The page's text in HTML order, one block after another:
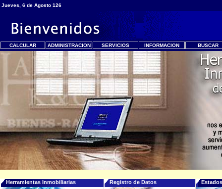
Jueves, 6 de Agosto 126
CALCULAR ADMINISTRACION SERVICIOS INFORMACION BUSCAR
Herramientas Inmobiliarias Registro de Datos